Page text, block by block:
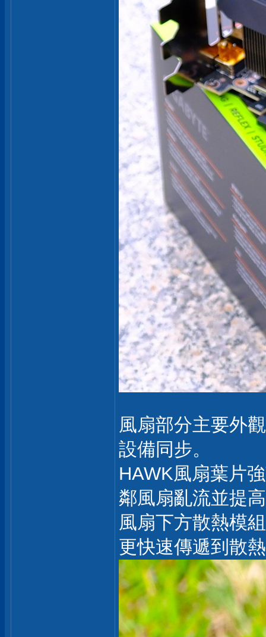
風扇部分主要外
設備同步。
HAWK風扇葉片
鄰風扇亂流並提
風扇下方散熱模
更快速傳遞到散